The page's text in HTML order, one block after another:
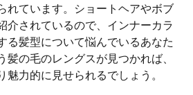
れています。ショートヘアやボブ
介されているので、インナーカラ
る髪型について悩んでいるあなた
髪の毛のレングスが見つかれば、
魅力的に見せられるでしょう。